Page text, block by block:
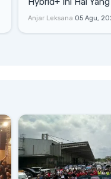
Diketahui
Anjar Leksana 05 Agu,